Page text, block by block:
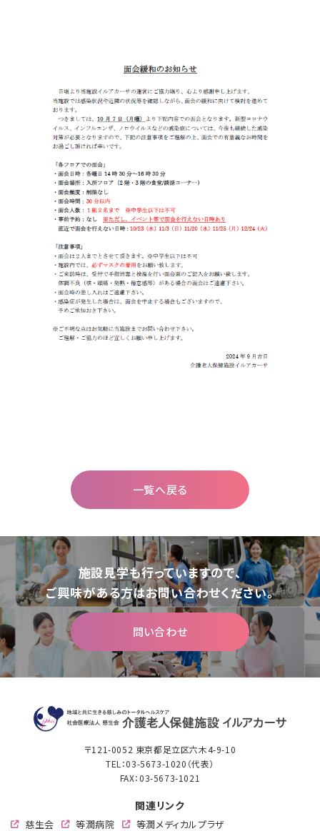
一覧へ戻る
施設⾒学も⾏っていますので、
ご興味がある⽅はお問い合わせください。
問い合わせ
〒121-0052 東京都⾜⽴区六⽊4-9-10
TEL：03-5673-1020 （代表）
FAX：03-5673-1021
関連リンク
慈生会 等潤病院 等潤メディカルプラザ